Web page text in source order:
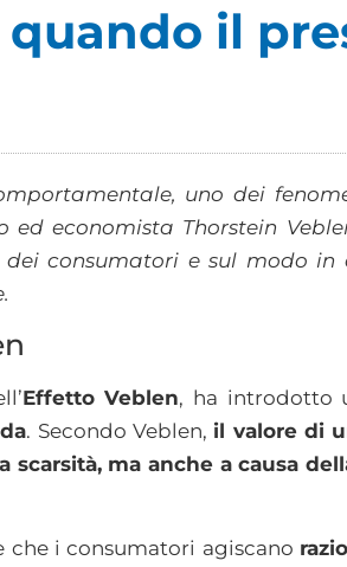
quando il
uno dei
economista Thorstein
consumatori e sul modo in
Effetto Veblen, ha introdotto
. Secondo Veblen, il valore di
ma anche a causa
che i consumatori agiscano